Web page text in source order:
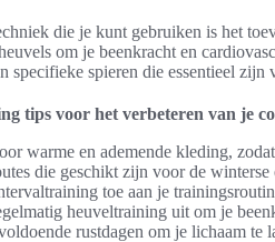
die je kunt gebruiken is het
om je beenkracht en
specifieke spieren die essentieel zijn
tips voor het verbeteren van je
warme en ademende kleding,
die geschikt zijn voor de
toe aan je
heuveltraining uit om je
rustdagen om je lichaam te